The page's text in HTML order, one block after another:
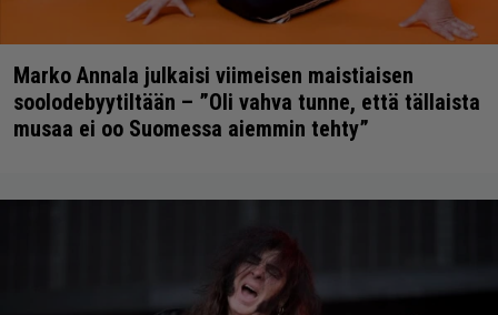
Marko Annala julkaisi viimeisen maistiaisen
soolodebyytiltään – ”Oli vahva tunne, että tällaista
musaa ei oo Suomessa aiemmin tehty”